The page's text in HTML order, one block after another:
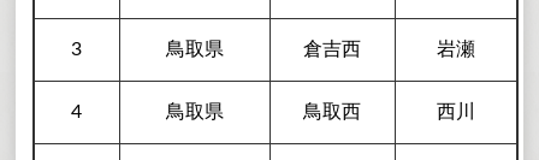
3 鳥取県 倉吉西 岩瀬
4 鳥取県 鳥取西 西川